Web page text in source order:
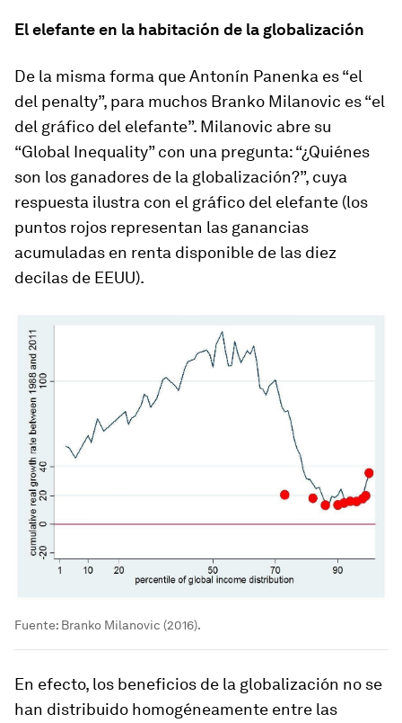
El elefante en la habitación de la globalización
De la misma forma que Antonín Panenka es “el
del penalty”, para muchos Branko Milanovic es “el
del gráfico del elefante”. Milanovic abre su
“Global Inequality” con una pregunta: “¿Quiénes
son los ganadores de la globalización?”, cuya
respuesta ilustra con el gráfico del elefante (los
puntos rojos representan las ganancias
acumuladas en renta disponible de las diez
decilas de EEUU).
Fuente: Branko Milanovic (2016).
En efecto, los beneficios de la globalización no se
han distribuido homogéneamente entre las